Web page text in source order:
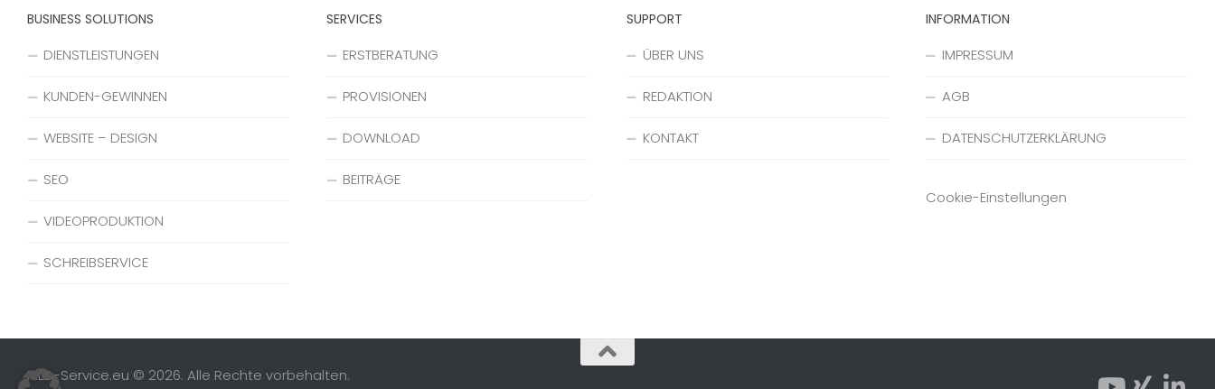
BUSINESS SOLUTIONS
DIENSTLEISTUNGEN
KUNDEN-GEWINNEN
WEBSITE – DESIGN
SEO
VIDEOPRODUKTION
SCHREIBSERVICE
SERVICES
ERSTBERATUNG
PROVISIONEN
DOWNLOAD
BEITRÄGE
SUPPORT
ÜBER UNS
REDAKTION
KONTAKT
INFORMATION
IMPRESSUM
AGB
DATENSCHUTZERKLÄRUNG
Cookie-Einstellungen
MLD-Service.eu © 2026. Alle Rechte vorbehalten.